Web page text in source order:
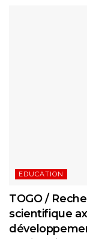
EDUCATION
TOGO /
scientifique